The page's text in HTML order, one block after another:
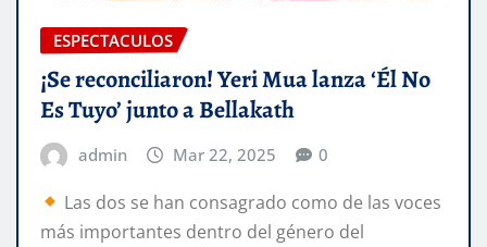
ESPECTACULOS
¡Se reconciliaron! Yeri Mua lanza ‘Él No
Es Tuyo’ junto a Bellakath
admin Mar 22, 2025 0
Las dos se han consagrado como de las voces
más importantes dentro del género del